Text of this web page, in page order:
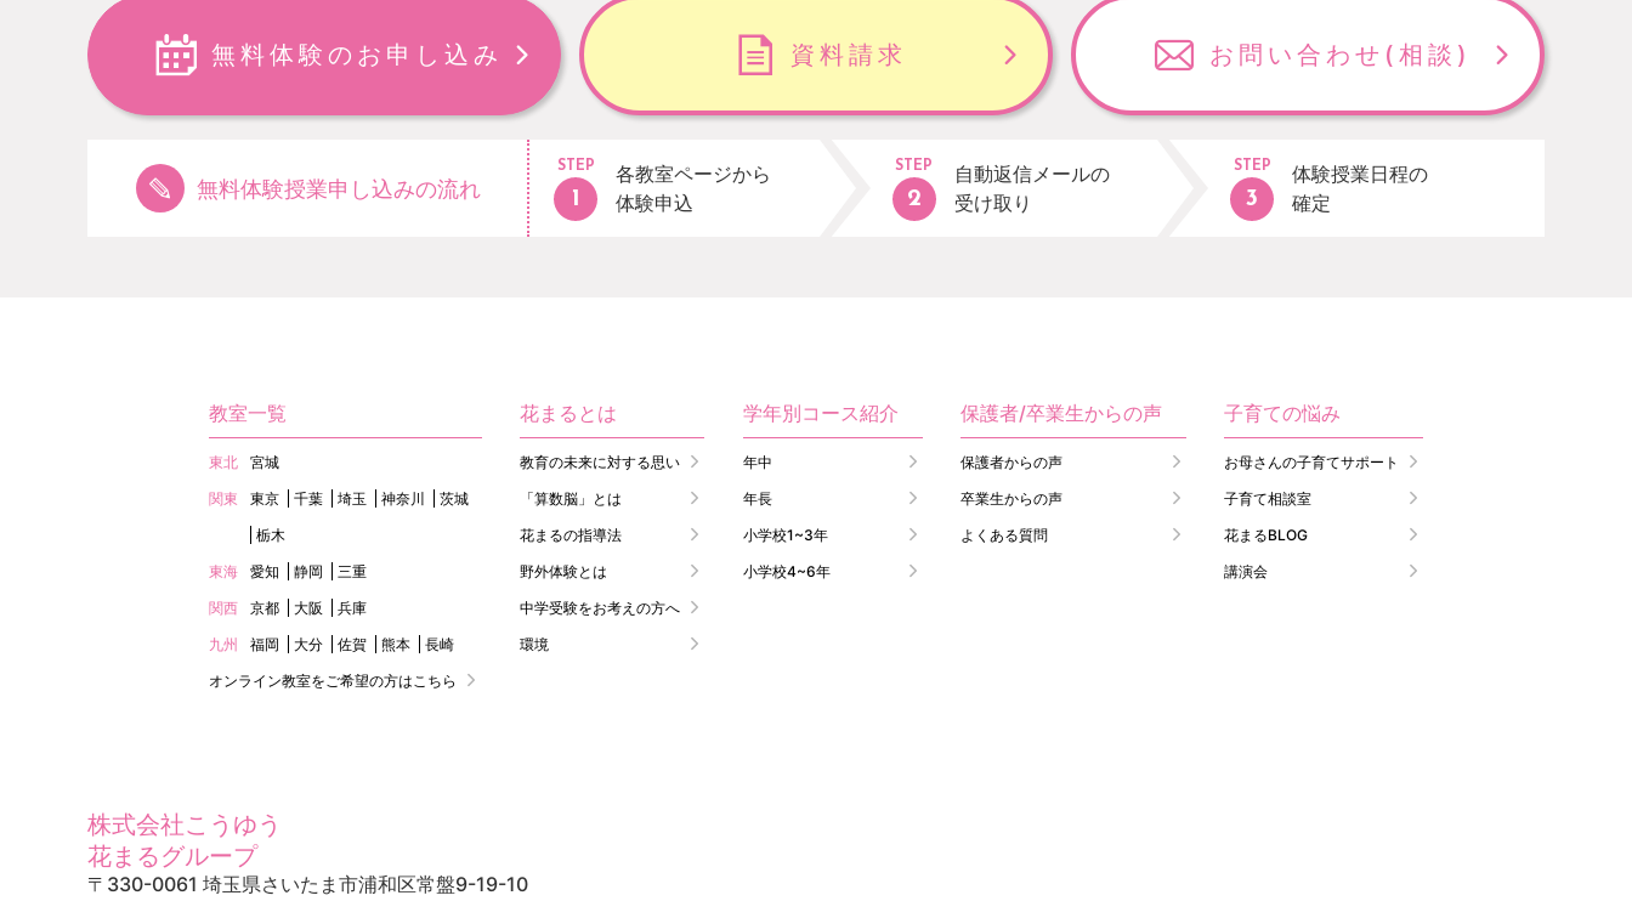
無料体験のお申し込み 資料請求 お問い合わせ (相談)
無料体験授業申し込みの流れ
STEP
各教室ページから
体験申込
STEP
自動返信メールの
受け取り
STEP
体験授業日程の
確定
教室一覧
東北
宮城
関東
東京 千葉 埼玉 神奈川
茨城
栃木
東海
愛知 静岡
三重
関西
京都 大阪
兵庫
九州
福岡 大分 佐賀 熊本
長崎
オンライン教室をご希望の方はこちら
花まるとは
教育の未来に対する思い
「算数脳」とは
花まるの指導法
野外体験とは
中学受験をお考えの方へ
環境
学年別コース紹介
年中
年長
小学校1~3年
小学校4~6年
保護者/卒業生からの声
保護者からの声
卒業生からの声
よくある質問
子育ての悩み
お母さんの子育てサポート
子育て相談室
花まるBLOG
講演会
株式会社こうゆう
花まるグループ
〒330-0061 埼玉県さいたま市浦和区常盤9-19-10